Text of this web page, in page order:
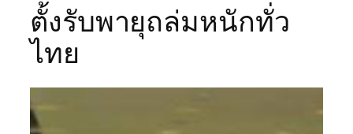
ตั้งรับพายุถล่มหนักทั่ว
ไทย